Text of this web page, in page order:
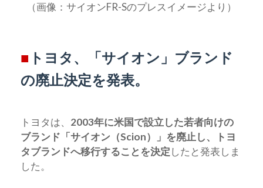
（画像：サイオンFR-Sのプレスイメージより）
■ トヨタ、「サイオン」ブランド
の廃止決定を発表。
トヨタは、 2003年に米国で設立した若者向けの
ブランド「サイオン（Scion）」を廃止し、トヨ
タブランドへ移行することを決定したと発表しま
した。